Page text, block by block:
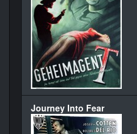
Journey Into Fear